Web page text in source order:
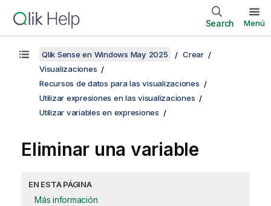
Search Menú
Qlik Sense en Windows May 2025
Crear
Visualizaciones
Recursos de datos para las visualizaciones
Utilizar expresiones en las visualizaciones
Utilizar variables en expresiones
Eliminar una variable
EN ESTA PÁGINA
Más información